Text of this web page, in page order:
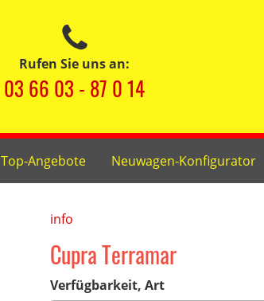
Rufen Sie uns an:
03 66 03 - 87 0 14
Top-Angebote Neuwagen-Konfigurator
info
Cupra Terramar
Verfügbarkeit, Art